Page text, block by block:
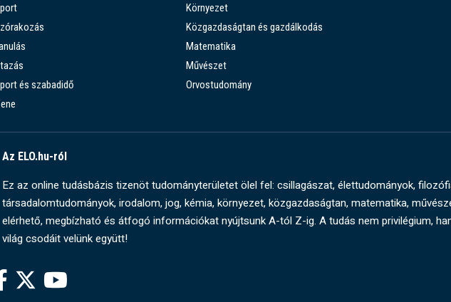
és szabadidő
Környezet
Közgazdaságtan és gazdálkodás
Matematika
Művészet
Orvostudomány
Az ELO.hu-ról
Ez az online tudásbázis tizenöt tudományterületet ölel fel: csillagászat, élettudományok,
társadalomtudományok, irodalom, jog, kémia, környezet, közgazdaságtan, matematika,
elérhető, megbízható és átfogó információkat nyújtsunk A-tól Z-ig. A tudás nem privilégium,
világ csodáit velünk együtt!